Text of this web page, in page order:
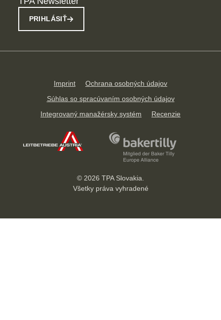
PRIHLÁSIŤ
Imprint
Ochrana osobných údajov
Súhlas so spracúvaním osobných údajov
Integrovaný manažérsky systém
Recenzie
© 2026 TPA Slovakia.
Všetky práva vyhradené